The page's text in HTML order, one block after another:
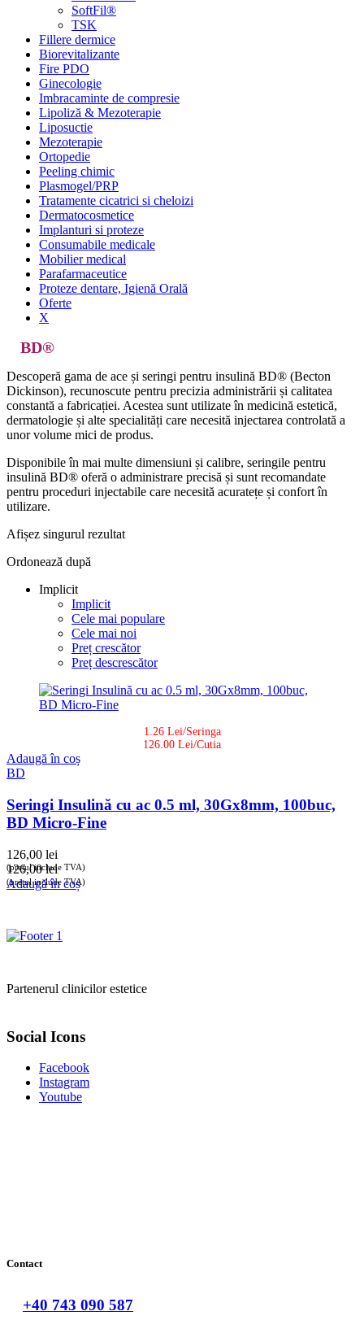
SoftFil®
TSK
Fillere dermice
Biorevitalizante
Fire PDO
Ginecologie
Imbracaminte de compresie
Lipoliză & Mezoterapie
Liposuctie
Mezoterapie
Ortopedie
Peeling chimic
Plasmogel/PRP
Tratamente cicatrici si cheloizi
Dermatocosmetice
Implanturi si proteze
Consumabile medicale
Mobilier medical
Parafarmaceutice
Proteze dentare, Igienă Orală
Oferte
X
BD®
Descoperă gama de ace și seringi pentru insulină BD® (Becton
Dickinson), recunoscute pentru precizia administrării și calitatea
constantă a fabricației. Acestea sunt utilizate în medicină estetică,
dermatologie și alte specialități care necesită injectarea controlată a
unor volume mici de produs.
Disponibile în mai multe dimensiuni și calibre, seringile pentru
insulină BD® oferă o administrare precisă și sunt recomandate
pentru proceduri injectabile care necesită acuratețe și confort în
utilizare.
Afișez singurul rezultat
Ordonează după
Implicit
Implicit
Cele mai populare
Cele mai noi
Preț crescător
Preț descrescător
1.26 Lei/Seringa
126.00 Lei/Cutia
Adaugă în coș
BD
Seringi Insulină cu ac 0.5 ml, 30Gx8mm, 100buc,
BD Micro-Fine
126,00 lei
(prețul include TVA)
126,00lei
(prețul include TVA)
Adaugă în coș
Partenerul clinicilor estetice
Social Icons
Facebook
Instagram
Youtube
Contact
+40 743 090 587